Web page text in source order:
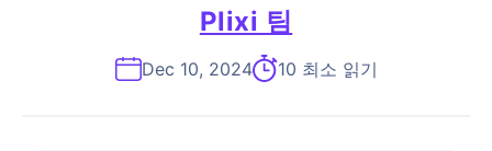
Plixi 팀
Dec 10, 2024 10 최소 읽기